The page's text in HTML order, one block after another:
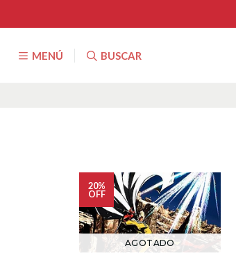
MENÚ BUSCAR
20%
OFF
AGOTADO